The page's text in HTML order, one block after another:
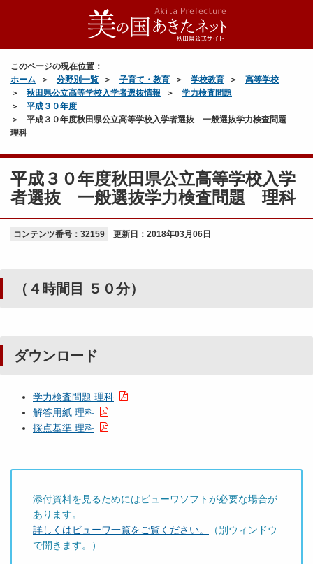
このページの現在位置：
ホーム
分野別一覧 子育て・教育 学校教育
高等学校
秋田県公立高等学校入学者選抜情報
学力検査問題
平成３０年度
平成３０年度秋田県公立高等学校入学者選抜 一般選抜学力検査問題
理科
平成３０年度秋田県公立高等学校入学
者選抜 一般選抜学力検査問題 理科
コンテンツ番号：32159 更新日： 2018年03月06日
（４時間目 ５０分）
ダウンロード
学力検査問題 理科
解答用紙 理科
採点基準 理科
添付資料を見るためにはビューワソフトが必要な場合が
あります。
詳しくはビューワ一覧をご覧ください。
（別ウィンドウ
で開きます。）